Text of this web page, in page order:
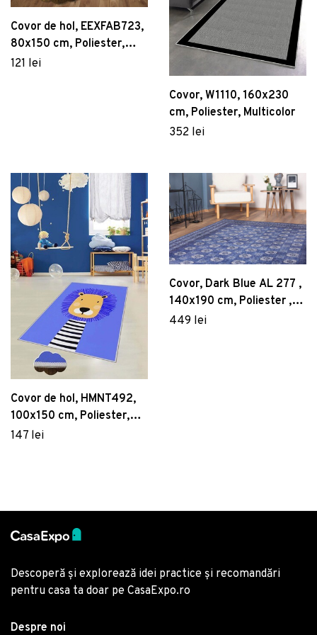
Covor de hol, EEXFAB723,
80x150 cm, Poliester,
Multicolor
121 lei
Covor, W1110, 160x230
cm, Poliester, Multicolor
352 lei
Covor de hol, HMNT492,
100x150 cm, Poliester,
Multicolor
147 lei
Covor, Dark Blue AL 277 ,
140x190 cm, Poliester ,
Multicolor
449 lei
Descoperă și explorează idei practice și recomandări
pentru casa ta doar pe CasaExpo.ro
Despre noi